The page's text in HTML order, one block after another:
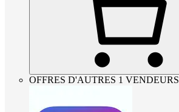
OFFRES D'AUTRES 1 VENDEURS